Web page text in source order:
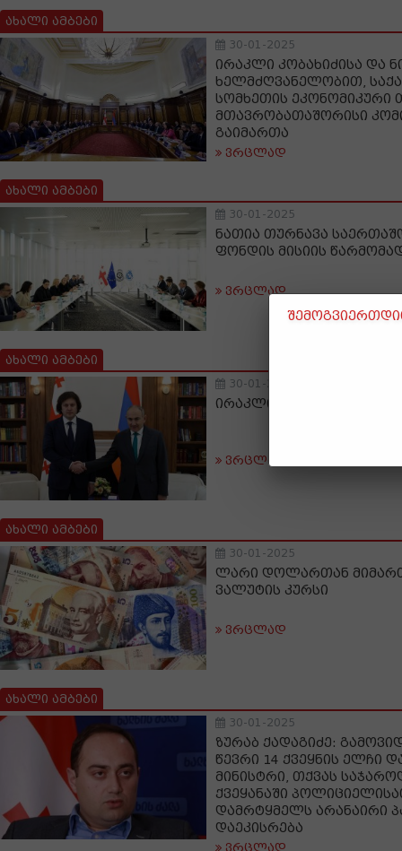
ახალი ამბები
30-01-2025
ირაკლი კობახიძისა და
ხელმძღვანელობით,
სომხეთის ეკონომიკური
მთავრობათაშორისი
გაიმართა
ვრცლად
ახალი ამბები
30-01-2025
ნათია თურნავა
ფონდის მისიის
ვრცლად
ახალი ამბები
30-01-2025
ირაკლი კობახიძე ნიკოლ
ვრცლად
ახალი ამბები
30-01-2025
ლარი დოლართან
ვალუტის კურსი
ვრცლად
ახალი ამბები
30-01-2025
ზურაბ ქადაგიძე:
წევრი 14 ქვეყნის ელჩი
მინისტრი, თქვას
ქვეყანაში
დამრტყმელს არანაირი
დაეკისრება
ვრცლად